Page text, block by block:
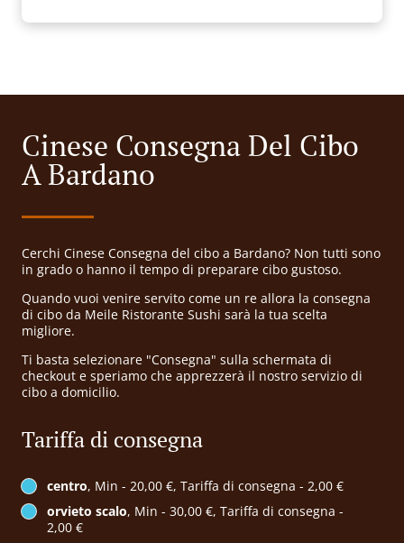
Cinese Consegna Del Cibo
A Bardano
Cerchi Cinese Consegna del cibo a Bardano? Non tutti sono
in grado o hanno il tempo di preparare cibo gustoso.
Quando vuoi venire servito come un re allora la consegna
di cibo da Meile Ristorante Sushi sarà la tua scelta
migliore.
Ti basta selezionare "Consegna" sulla schermata di
checkout e speriamo che apprezzerà il nostro servizio di
cibo a domicilio.
Tariffa di consegna
centro, Min - 20,00 €, Tariffa di consegna - 2,00 €
orvieto scalo, Min - 30,00 €, Tariffa di consegna -
2,00 €